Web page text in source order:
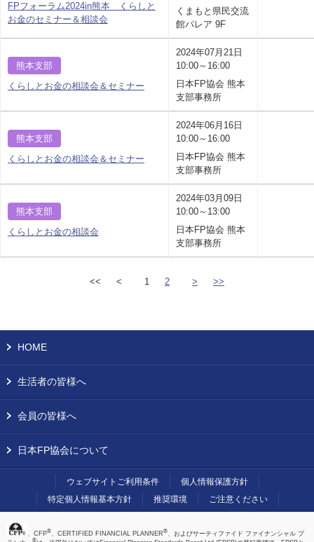
FPフォーラム2024in熊本 くらしと
お金のセミナー＆相談会
くまもと県民交流
館パレア 9F
熊本支部
くらしとお金の相談会＆セミナー
2024年07月21日
10:00～16:00
日本FP協会 熊本
支部事務所
熊本支部
くらしとお金の相談会＆セミナー
2024年06月16日
10:00～16:00
日本FP協会 熊本
支部事務所
熊本支部
くらしとお金の相談会
2024年03月09日
10:00～13:00
日本FP協会 熊本
支部事務所
<< < 1 2 > >>
HOME
生活者の皆様へ
会員の皆様へ
日本FP協会について
ウェブサイトご利用条件
個人情報保護方針
特定個人情報基本方針
推奨環境 ご注意ください
、CFP®、CERTIFIED FINANCIAL PLANNER®、およびサーティファイド ファイナンシャル プ
®